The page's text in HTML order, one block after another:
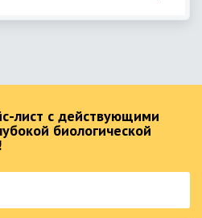
лист с действующими
биологической